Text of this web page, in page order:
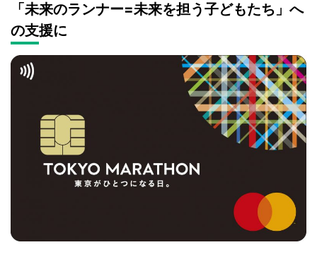
「未来のランナー=未来を担う子どもたち」へ
の支援に